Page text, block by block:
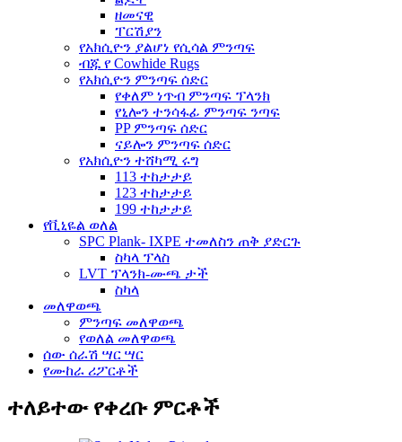
ዘመናዊ
ፐርሽያን
የአክሲዮን ያልሆነ የሲሳል ምንጣፍ
ብጁ የ Cowhide Rugs
የአክሲዮን ምንጣፍ ሰድር
የቀለም ነጥብ ምንጣፍ ፕላንክ
የኒሎን ተንሳፋፊ ምንጣፍ ንጣፍ
PP ምንጣፍ ሰድር
ናይሎን ምንጣፍ ሰድር
የአክሲዮን ተሸካሚ ሩግ
113 ተከታታይ
123 ተከታታይ
199 ተከታታይ
የቪኒዬል ወለል
SPC Plank- IXPE ተመለስን ጠቅ ያድርጉ
ስካላ ፕላስ
LVT ፕላንክ-ሙጫ ታች
ስካላ
መለዋወጫ
ምንጣፍ መለዋወጫ
የወለል መለዋወጫ
ሰው ሰራሽ ሣር ሣር
የሙከራ ሪፖርቶች
ተለይተው የቀረቡ ምርቶች